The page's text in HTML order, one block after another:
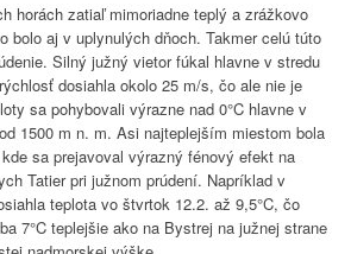
horách zatiaľ mimoriadne teplý a zrážkovo
bolo aj v uplynulých dňoch. Takmer celú túto
Silný južný vietor fúkal hlavne v stredu
dosiahla okolo 25 m/s, čo ale nie je
sa pohybovali výrazne nad 0°C hlavne v
1500 m n. m. Asi najteplejším miestom bola
sa prejavoval výrazný fénový efekt na
Tatier pri južnom prúdení. Napríklad v
teplota vo štvrtok 12.2. až 9,5°C, čo
7°C teplejšie ako na Bystrej na južnej strane